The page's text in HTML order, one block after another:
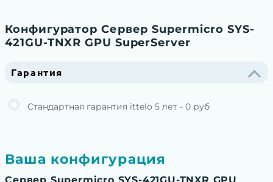
Конфигуратор Сервер Supermicro SYS-
421GU-TNXR GPU SuperServer
Гарантия
Стандартная гарантия ittelo 5 лет - 0 руб
Ваша конфигурация